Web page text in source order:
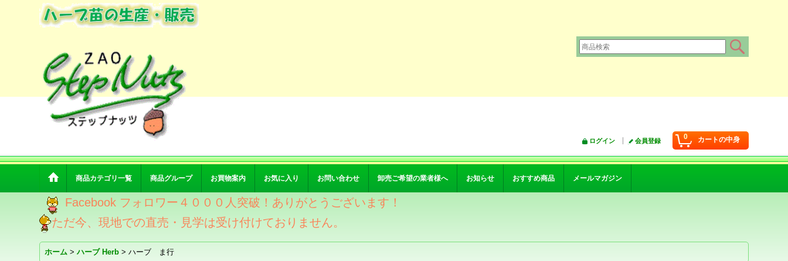
0 カートの中身
ログイン 会員登録
商品カテゴリ一覧 商品グループ お買物案内 お気に入り お問い合わせ 卸売ご希望の業者様へ お知らせ おすすめ商品 メールマガジン
Facebook フォロワー４０００人突破！ありがとうございます！
ただ今、現地での直売・見学は受け付けておりません。
ホーム > ハーブ Herb > ハーブ ま行